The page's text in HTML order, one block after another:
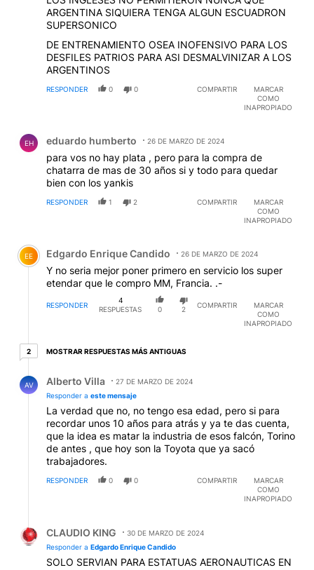
ARGENTINA SIQUIERA TENGA ALGUN ESCUADRON
SUPERSONICO
DE ENTRENAMIENTO OSEA INOFENSIVO PARA LOS
DESFILES PATRIOS PARA ASI DESMALVINIZAR A LOS
ARGENTINOS
RESPONDER 0 0 COMPARTIR
MARCAR
COMO
INAPROPIADO
EH eduardo humberto 26 DE MARZO DE 2024
para vos no hay plata , pero para la compra de
chatarra de mas de 30 años si y todo para quedar
bien con los yankis
RESPONDER 1 2 COMPARTIR
MARCAR
COMO
INAPROPIADO
Comentario de Edgardo Enrique Candido.
EE Edgardo Enrique Candido 26 DE MARZO DE 2024
Y no seria mejor poner primero en servicio los super
etendar que le compro MM, Francia. .-
RESPONDER
4
RESPUESTAS
0 2
COMPARTIR
MARCAR
COMO
INAPROPIADO
22 respuestas más antiguas
MOSTRAR RESPUESTAS MÁS ANTIGUAS
AV Alberto Villa
27 DE MARZO DE 2024
Responder a este mensaje
La verdad que no, no tengo esa edad, pero si para
recordar unos 10 años para atrás y ya te das cuenta,
que la idea es matar la industria de esos falcón, Torino
de antes , que hoy son la Toyota que ya sacó
trabajadores.
RESPONDER 0 0 COMPARTIR
MARCAR
COMO
INAPROPIADO
CLAUDIO KING
30 DE MARZO DE 2024
Responder a Edgardo Enrique Candido
SOLO SERVIAN PARA ESTATUAS AERONAUTICAS EN